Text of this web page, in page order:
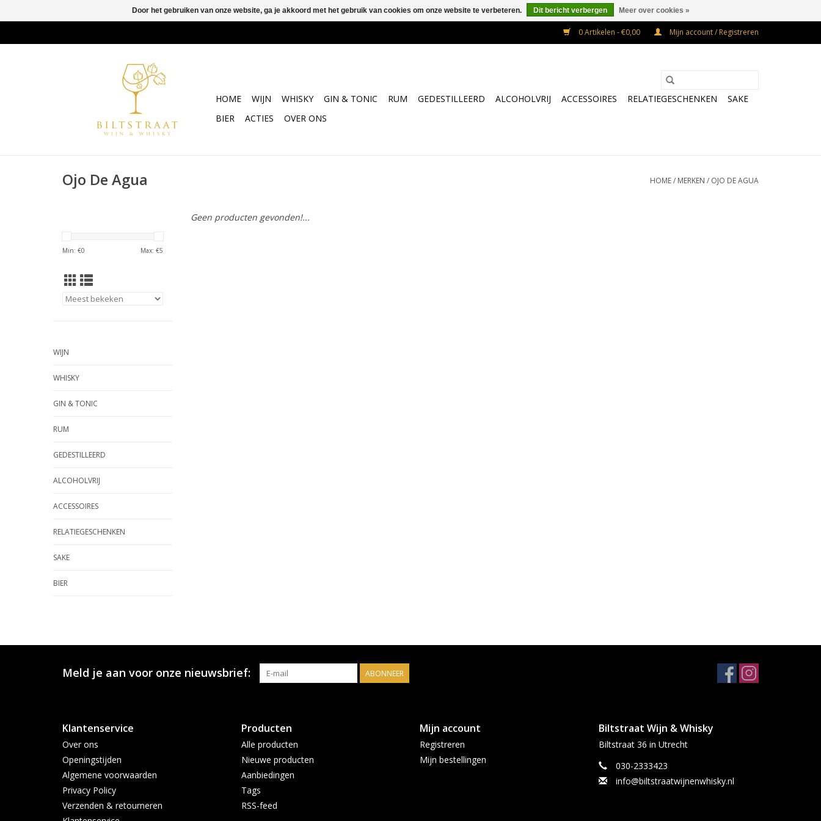
0 Artikelen - €0,00 Mijn account / Registreren
HOME WIJN WHISKY GIN & TONIC RUM GEDESTILLEERD ALCOHOLVRIJ ACCESSOIRES RELATIEGESCHENKEN
SAKE
BIER
ACTIES OVER ONS
Ojo De Agua HOME/ MERKEN / OJO DE AGUA
Min: €0 Max: €5
WIJN
WHISKY
GIN & TONIC
RUM
GEDESTILLEERD
ALCOHOLVRIJ
ACCESSOIRES
RELATIEGESCHENKEN
SAKE
BIER
Geen producten gevonden!...
Meld je aan voor onze nieuwsbrief: ABONNEER
Klantenservice
Over ons
Openingstijden
Algemene voorwaarden
Privacy Policy
Verzenden & retourneren
Producten
Alle producten
Nieuwe producten
Aanbiedingen
Tags
RSS-feed
Mijn account
Registreren
Mijn bestellingen
Biltstraat Wijn & Whisky
Biltstraat 36 in Utrecht
030-2333423
info@biltstraatwijnenwhisky.nl
Door het gebruiken van onze website, ga je akkoord met het gebruik van cookies om onze website te verbeteren. Dit bericht verbergen Meer over cookies »